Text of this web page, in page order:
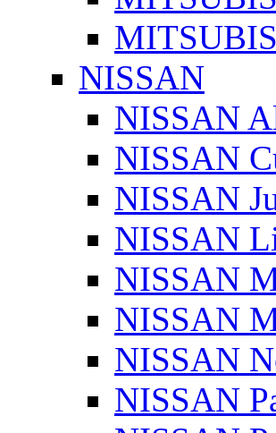
NISSAN
NISSAN
NISSAN
NISSAN
NISSAN
NISSAN
NISSAN
NISSAN
NISSAN